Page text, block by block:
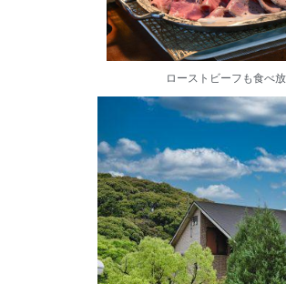
ローストビーフも食べ放